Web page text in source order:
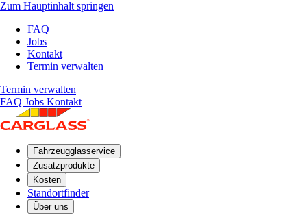
Zum Hauptinhalt springen
FAQ
Jobs
Kontakt
Termin verwalten
Termin verwalten
FAQ Jobs Kontakt
Fahrzeugglasservice
Zusatzprodukte
Kosten
Standortfinder
Über uns